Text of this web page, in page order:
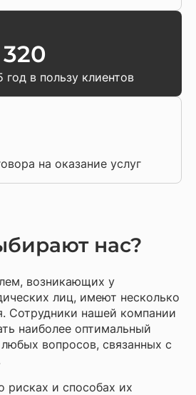
год в пользу клиентов
на оказание услуг
нас?
возникающих у
лиц, имеют несколько
Сотрудники нашей компании
наиболее оптимальный
вопросов, связанных с
и способах их